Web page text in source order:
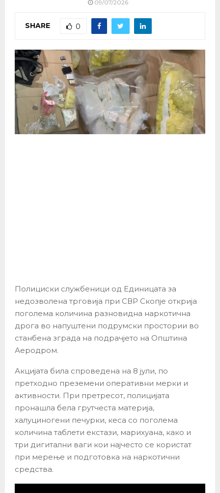
09/07/2026
SHARE 0
Полициски службеници од Единицата за
недозволена трговија при СВР Скопје открија
поголема количина разновидна наркотична
дрога во напуштени подрумски простории во
станбена зграда на подрачјето на Општина
Аеродром.
Акцијата била спроведена на 8 јули, по
претходно преземени оперативни мерки и
активности. При претресот, полицијата
пронашла бела грутчеста материја,
халуциногени печурки, кеса со поголема
количина таблети екстази, марихуана, како и
три дигитални ваги кои најчесто се користат
при мерење и подготовка на наркотични
средства.